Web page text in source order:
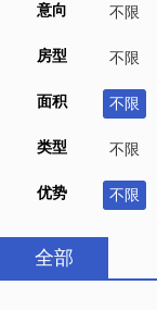
意向 不限
房型 不限
面积 不限
类型 不限
优势 不限
全部